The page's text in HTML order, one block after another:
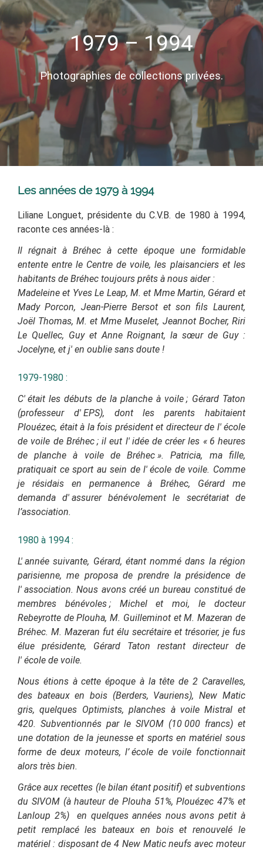
1979 – 1994
Photographies de collections privées.
Les années de 1979 à 1994
Liliane Longuet, présidente du C.V.B. de 1980 à 1994,
raconte ces années-là :
Il régnait à Bréhec à cette époque une formidable
entente entre le Centre de voile, les plaisanciers et les
habitants de Bréhec toujours prêts à nous aider :
Madeleine et Yves Le Leap, M. et Mme Martin, Gérard et
Mady Porcon, Jean-Pierre Bersot et son fils Laurent,
Joël Thomas, M. et Mme Muselet, Jeannot Bocher, Riri
Le Quellec, Guy et Anne Roignant, la sœur de Guy :
Jocelyne, et j' en oublie sans doute !
1979-1980 :
C' était les débuts de la planche à voile ; Gérard Taton
(professeur d' EPS), dont les parents habitaient
Plouézec, était à la fois président et directeur de l' école
de voile de Bréhec ; il eut l' idée de créer les « 6 heures
de planche à voile de Bréhec ». Patricia, ma fille,
pratiquait ce sport au sein de l' école de voile. Comme
je résidais en permanence à Bréhec, Gérard me
demanda d' assurer bénévolement le secrétariat de
l’association.
1980 à 1994 :
L' année suivante, Gérard, étant nommé dans la région
parisienne, me proposa de prendre la présidence de
l' association. Nous avons créé un bureau constitué de
membres bénévoles ; Michel et moi, le docteur
Rebeyrotte de Plouha, M. Guilleminot et M. Mazeran de
Bréhec. M. Mazeran fut élu secrétaire et trésorier, je fus
élue présidente, Gérard Taton restant directeur de
l' école de voile.
Nous étions à cette époque à la tête de 2 Caravelles,
des bateaux en bois (Berders, Vauriens), New Matic
gris, quelques Optimists, planches à voile Mistral et
420. Subventionnés par le SIVOM (10 000 francs) et
une dotation de la jeunesse et sports en matériel sous
forme de deux moteurs, l’ école de voile fonctionnait
alors très bien.
Grâce aux recettes (le bilan étant positif) et subventions
du SIVOM (à hauteur de Plouha 51%, Plouézec 47% et
Lanloup 2%) en quelques années nous avons petit à
petit remplacé les bateaux en bois et renouvelé le
matériel : disposant de 4 New Matic neufs avec moteur